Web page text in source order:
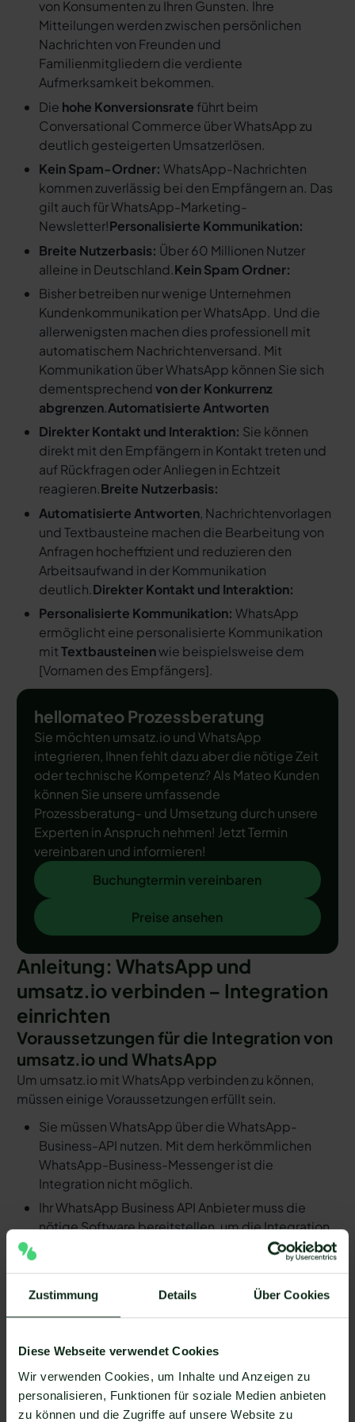
Zustimmung Details Über Cookies
Diese Webseite verwendet Cookies
Wir verwenden Cookies, um Inhalte und Anzeigen zu
personalisieren, Funktionen für soziale Medien anbieten
zu können und die Zugriffe auf unsere Website zu
von Konsumenten zu Ihren Gunsten. Ihre
Mitteilungen werden zwischen persönlichen
Nachrichten von Freunden und
Familienmitgliedern die verdiente
Aufmerksamkeit bekommen.
Die hohe Konversionsrate führt beim
Conversational Commerce über WhatsApp zu
deutlich gesteigerten Umsatzerlösen.
Kein Spam-Ordner: WhatsApp-Nachrichten
kommen zuverlässig bei den Empfängern an. Das
gilt auch für WhatsApp-Marketing-
Newsletter!Personalisierte Kommunikation:
Breite Nutzerbasis: Über 60 Millionen Nutzer
alleine in Deutschland.Kein Spam Ordner:
Bisher betreiben nur wenige Unternehmen
Kundenkommunikation per WhatsApp. Und die
allerwenigsten machen dies professionell mit
automatischem Nachrichtenversand. Mit
Kommunikation über WhatsApp können Sie sich
dementsprechendvon der Konkurrenz
abgrenzen.Automatisierte Antworten
Direkter Kontakt und Interaktion: Sie können
direkt mit den Empfängern in Kontakt treten und
auf Rückfragen oder Anliegen in Echtzeit
reagieren.Breite Nutzerbasis:
Automatisierte Antworten, Nachrichtenvorlagen
und Textbausteine machen die Bearbeitung von
Anfragen hocheffizient und reduzieren den
Arbeitsaufwand in der Kommunikation
deutlich.Direkter Kontakt und Interaktion:
Personalisierte Kommunikation: WhatsApp
ermöglicht eine personalisierte Kommunikation
mitTextbausteinenwie beispielsweise dem
[Vornamen des Empfängers].
hellomateo Prozessberatung
Sie möchten umsatz.io und WhatsApp
integrieren, Ihnen fehlt dazu aber die nötige Zeit
oder technische Kompetenz? Als Mateo Kunden
können Sie unsere umfassende
Prozessberatung- und Umsetzung durch unsere
Experten in Anspruch nehmen! Jetzt Termin
vereinbaren und informieren!
Buchungtermin vereinbaren
Buchungtermin vereinbaren
Preise ansehen
Preise ansehen
Anleitung: WhatsApp und
umsatz.io verbinden – Integration
einrichten
Voraussetzungen für die Integration von
umsatz.io und WhatsApp
Um umsatz.io mit WhatsApp verbinden zu können,
müssen einige Voraussetzungen erfüllt sein.
Sie müssen WhatsApp über die WhatsApp-
Business-API nutzen. Mit dem herkömmlichen
WhatsApp-Business-Messenger ist die
Integration nicht möglich.
Ihr WhatsApp Business API Anbieter muss die
nötige Software bereitstellen, um die Integration
zu ermöglichen. Längst nicht alle Anbieter der
WhatsApp API sind in der Lage, eine Integration
von umsatz.io und WhatsApp zu ermöglichen. Mit
Mateo stehen Ihnen dank der Zapier Integration
über 6.000 Apps zur Verfügung, die Sie mit
natürlich auch umsatz.io !
Da der Einrichtungsprozess der Integration je nach
dem Anbieter der WhatsApp API Schnittstelle